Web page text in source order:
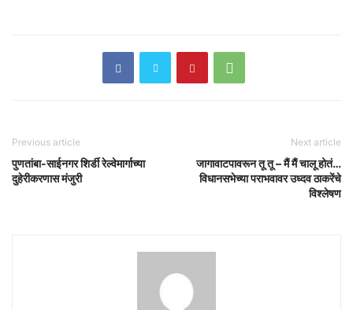
Previous article
पुणतांबा-साईनगर शिर्डी रेल्वेमार्गाच्या
दुहेरीकरणास मंजुरी
Next article
जागावाटपावरून तू तू – मैं मैं चालू होतं…
विधानसभेच्या पराभवावर उध्दव ठाकरेंचे
विश्लेषण